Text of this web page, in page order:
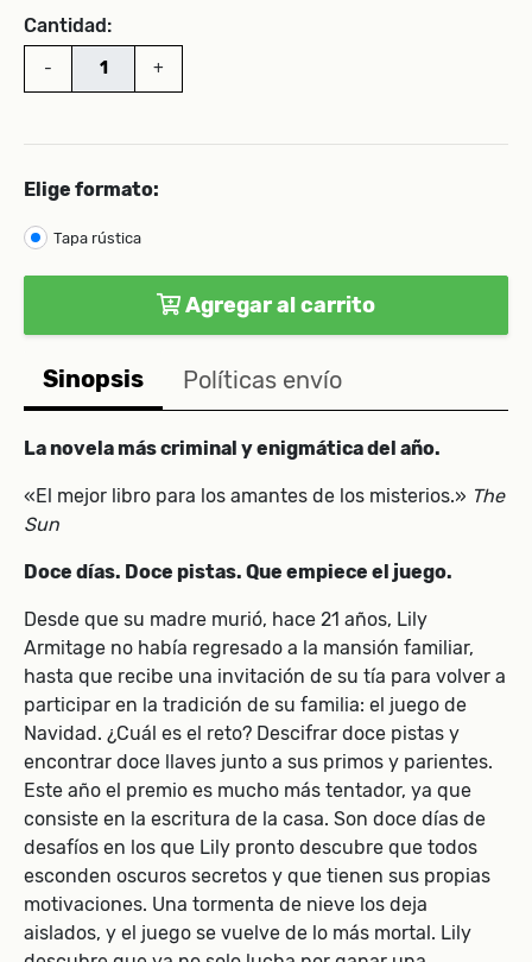
Cantidad:
- +
Elige formato:
Tapa rústica
Agregar al carrito
Sinopsis Políticas envío
La novela más criminal y enigmática del año.
«El mejor libro para los amantes de los misterios.» The
Sun
Doce días. Doce pistas. Que empiece el juego.
Desde que su madre murió, hace 21 años, Lily
Armitage no había regresado a la mansión familiar,
hasta que recibe una invitación de su tía para volver a
participar en la tradición de su familia: el juego de
Navidad. ¿Cuál es el reto? Descifrar doce pistas y
encontrar doce llaves junto a sus primos y parientes.
Este año el premio es mucho más tentador, ya que
consiste en la escritura de la casa. Son doce días de
desafíos en los que Lily pronto descubre que todos
esconden oscuros secretos y que tienen sus propias
motivaciones. Una tormenta de nieve los deja
aislados, y el juego se vuelve de lo más mortal. Lily